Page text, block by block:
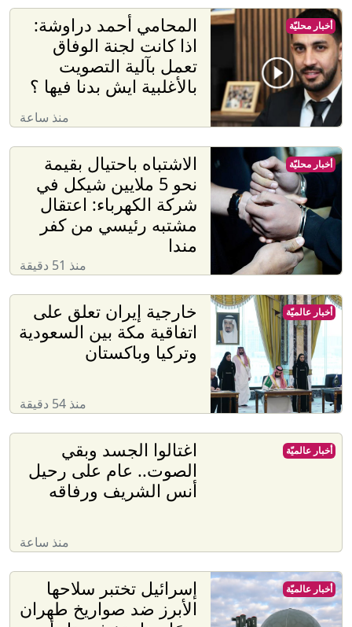
المحامي أحمد دراوشة:
اذا كانت لجنة الوفاق
تعمل بآلية التصويت
بالأغلبية ايش بدنا فيها ؟
منذ ساعة
أخبار محليّة
الاشتباه باحتيال بقيمة
نحو 5 ملايين شيكل في
شركة الكهرباء: اعتقال
مشتبه رئيسي من كفر
مندا
منذ 51 دقيقة
أخبار محليّة
خارجية إيران تعلق على
اتفاقية مكة بين السعودية
وتركيا وباكستان
منذ 54 دقيقة
أخبار عالميّة
اغتالوا الجسد وبقي
الصوت.. عام على رحيل
أنس الشريف ورفاقه
منذ ساعة
أخبار عالميّة
إسرائيل تختبر سلاحها
الأبرز ضد صواريخ طهران
أخبار عالميّة